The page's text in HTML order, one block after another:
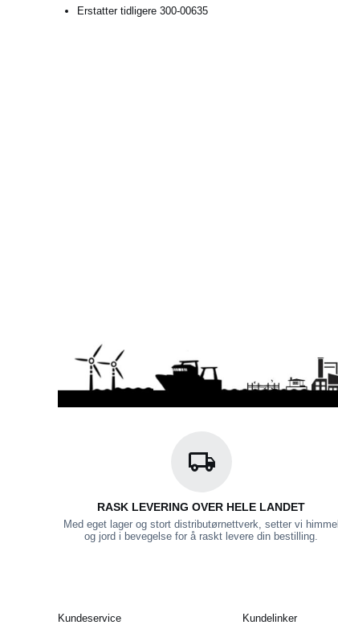
Erstatter tidligere 300-00635
RASK LEVERING OVER HELE LANDET
Med eget lager og stort distributørnettverk, setter vi himmel
og jord i bevegelse for å raskt levere din bestilling.
Kundeservice Kundelinker